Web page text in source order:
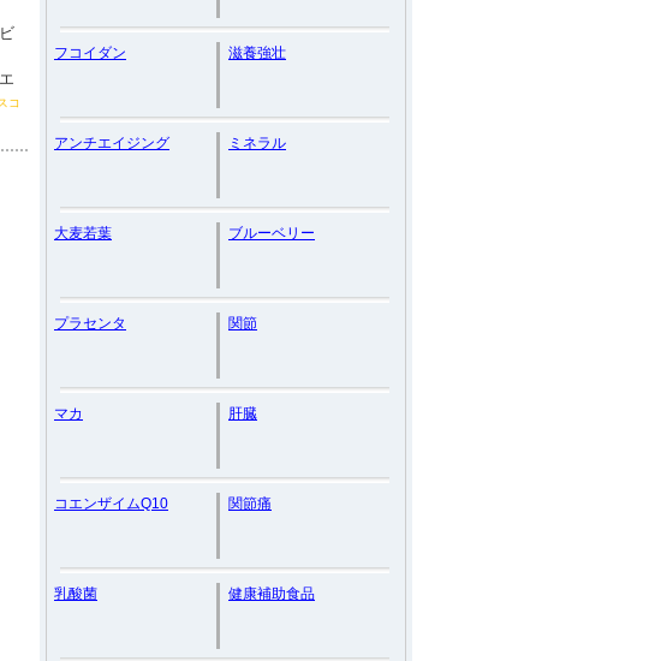
コ
フコイダン 滋養強壮
アンチエイジング ミネラル
大麦若葉 ブルーベリー
プラセンタ 関節
マカ 肝臓
コエンザイムQ10 関節痛
乳酸菌 健康補助食品